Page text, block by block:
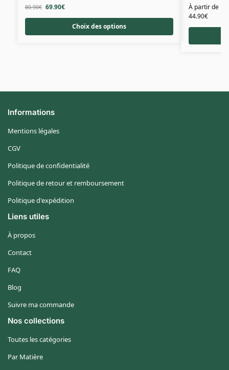
80.90€ 69.90€
Choix des options
À partir de
44.90€
Informations
Mentions légales
CGV
Politique de confidentialité
Politique de retour et remboursement
Politique d'expédition
Liens utiles
À propos
Contact
FAQ
Blog
Suivre ma commande
Nos collections
Toutes les catégories
Par Matière